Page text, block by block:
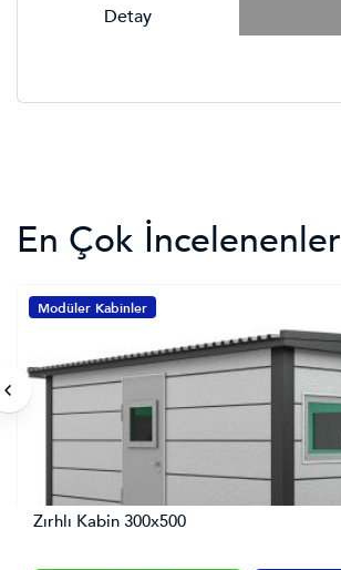
Detay
En Çok İncelenenler
Modüler Kabinler
Zırhlı Kabin 300x500